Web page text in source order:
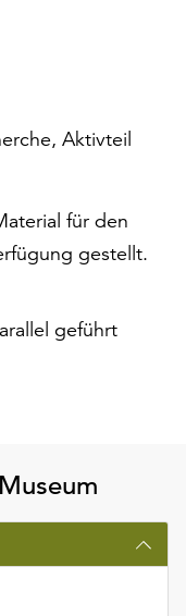
Aktivteil
für den
gestellt.
geführt